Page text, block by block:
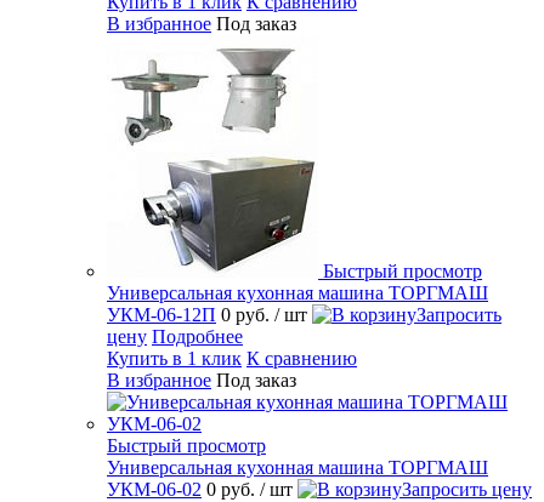
В избранное Под заказ
Быстрый просмотр
Универсальная кухонная машина ТОРГМАШ
УКМ-06-12П 0 руб. / шт
Запросить
цену Подробнее
Купить в 1 клик К сравнению
В избранное Под заказ
Быстрый просмотр
Универсальная кухонная машина ТОРГМАШ
УКМ-06-02 0 руб. / шт
Запросить цену